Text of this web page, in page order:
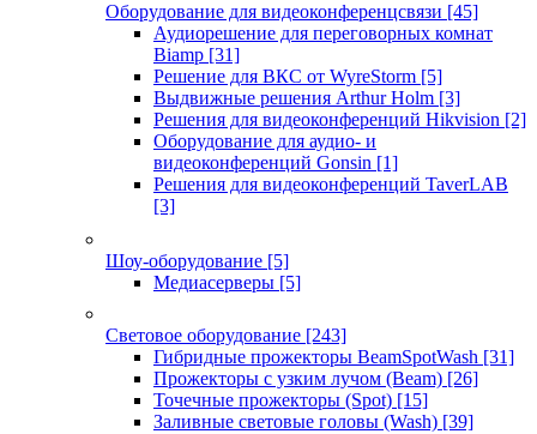
Оборудование для видеоконференцсвязи [45]
Аудиорешение для переговорных комнат
Biamp [31]
Решение для ВКС от WyreStorm [5]
Выдвижные решения Arthur Holm [3]
Решения для видеоконференций Hikvision [2]
Оборудование для аудио- и
видеоконференций Gonsin [1]
Решения для видеоконференций TaverLAB
[3]
Шоу-оборудование [5]
Медиасерверы [5]
Световое оборудование [243]
Гибридные прожекторы BeamSpotWash [31]
Прожекторы с узким лучом (Beam) [26]
Точечные прожекторы (Spot) [15]
Заливные световые головы (Wash) [39]